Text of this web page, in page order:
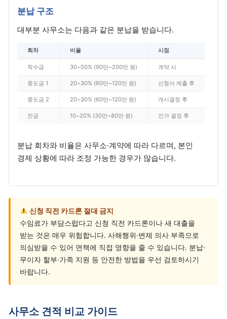
분납 구조
대부분 사무소는 다음과 같은 분납을 받습니다.
회차 비율 시점
착수금 30~50% (90만~200만 원) 계약 시
중도금 1 20~30% (60만~120만 원) 신청서 제출 후
중도금 2 20~30% (60만~120만 원) 개시결정 후
잔금 10~20% (30만~80만 원) 인가 결정 후
분납 회차와 비율은 사무소·계약에 따라 다르며, 본인
경제 상황에 따라 조정 가능한 경우가 많습니다.
신청 직전 카드론 절대 금지
수임료가 부담스럽다고 신청 직전 카드론이나 새 대출을
받는 것은 매우 위험합니다. 사해행위·변제 의사 부족으로
의심받을 수 있어 면책에 직접 영향을 줄 수 있습니다. 분납·
무이자 할부·가족 지원 등 안전한 방법을 우선 검토하시기
바랍니다.
사무소 견적 비교 가이드